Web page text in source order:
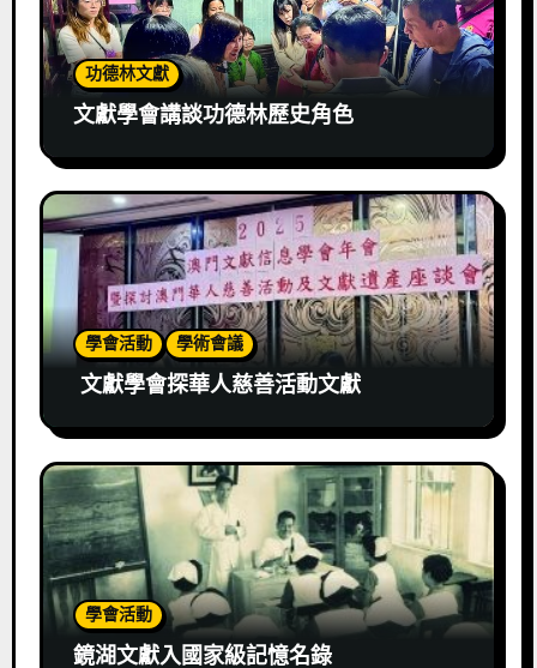
功德林文獻
文獻學會講談功德林歷史角色
學會活動 學術會議
文獻學會探華人慈善活動文獻
學會活動
鏡湖文獻入國家級記憶名錄